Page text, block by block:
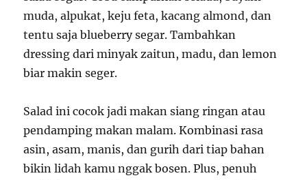
muda, alpukat, keju feta, kacang almond, dan
tentu saja blueberry segar. Tambahkan
dressing dari minyak zaitun, madu, dan lemon
biar makin seger.
Salad ini cocok jadi makan siang ringan atau
pendamping makan malam. Kombinasi rasa
asin, asam, manis, dan gurih dari tiap bahan
bikin lidah kamu nggak bosen. Plus, penuh